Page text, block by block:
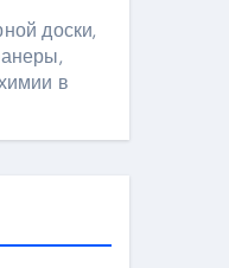
доски,
в